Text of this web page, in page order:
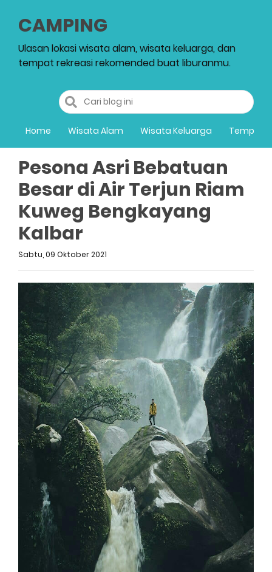
CAMPING
Ulasan lokasi wisata alam, wisata keluarga, dan
tempat rekreasi rekomended buat liburanmu.
Home Wisata Alam Wisata Keluarga Tempat
Pesona Asri Bebatuan
Besar di Air Terjun Riam
Kuweg Bengkayang
Kalbar
Sabtu, 09 Oktober 2021